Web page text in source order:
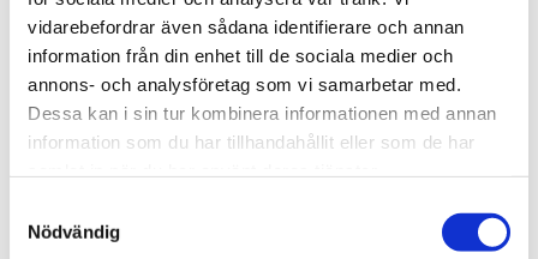
vidarebefordrar även sådana identifierare och annan
information från din enhet till de sociala medier och
annons- och analysföretag som vi samarbetar med.
Dessa kan i sin tur kombinera informationen med annan
information som du har tillhandahållit eller som de har
Nödvändig
Lättmonterad
lasthållarfot för Thule Evo-
takräcken, för fordon med
integrerad reling.
1 795 kr
1 975 kr
720600
Lättmonterad
lasthållarfot för Thule
Edge-takräcken, för
fordon med integrerad
reling.
2 525kr
2 635kr